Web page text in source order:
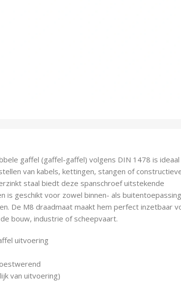
gaffel (gaffel-gaffel) volgens DIN 1478 is
van kabels, kettingen, stangen of
staal biedt deze spanschroef uitstekende
is geschikt voor zowel binnen- als
De M8 draadmaat maakt hem perfect inzetbaar
bouw, industrie of scheepvaart.
uitvoering
van uitvoering)